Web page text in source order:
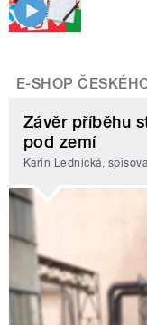
E-SHOP
Závěr příběhu
pod zemí
Karin Lednická,